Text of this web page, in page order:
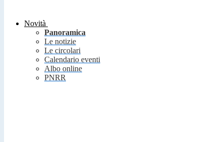
Novità
Panoramica
Le notizie
Le circolari
Calendario eventi
Albo online
PNRR